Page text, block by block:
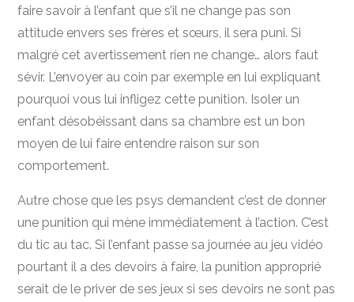
faire savoir à l’enfant que s’il ne change pas son
attitude envers ses frères et sœurs, il sera puni. Si
malgré cet avertissement rien ne change… alors faut
sévir. L’envoyer au coin par exemple en lui expliquant
pourquoi vous lui infligez cette punition. Isoler un
enfant désobéissant dans sa chambre est un bon
moyen de lui faire entendre raison sur son
comportement.
Autre chose que les psys demandent c’est de donner
une punition qui mène immédiatement à l’action. C’est
du tic au tac. Si l’enfant passe sa journée au jeu vidéo
pourtant il a des devoirs à faire, la punition approprié
serait de le priver de ses jeux si ses devoirs ne sont pas